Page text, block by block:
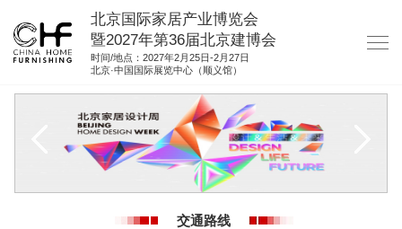
北京国际家居产业博览会
暨2027年第36届北京建博会
时间/地点：2027年2月25日-2月27日
北京·中国国际展览中心（顺义馆）
交通路线